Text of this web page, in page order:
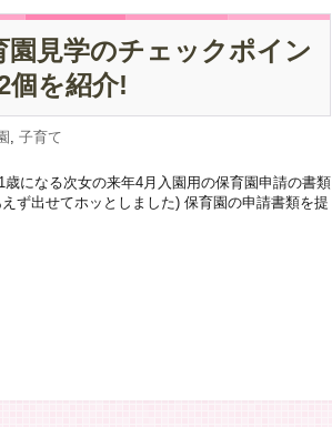
園見学のチェックポイン
個を紹介!
, 子育て
になる次女の来年4月入園用の保育園申請の書類
ず出せてホッとしました) 保育園の申請書類を提